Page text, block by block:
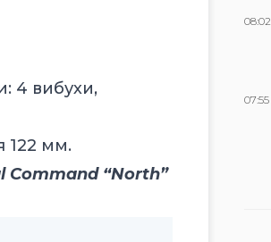
4 вибухи,
122 мм.
Command “North”
08:02
07:55